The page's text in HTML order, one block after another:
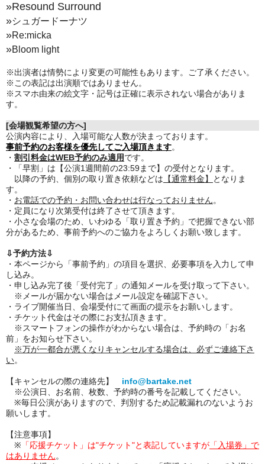
»Resound Surround
»シュガードーナツ
»Re:micka
»Bloom light
※出演者は情勢により変更の可能性もあります。ご了承ください。
※この表記は出演順ではありません。
※スマホ由来の絵文字・記号は正確に表示されない場合がありま
す。
[会場観覧希望の方へ]
公演内容により、入場可能な人数が決まっております。
事前予約のお客様を優先してご入場頂きます。
・ 割引料金はWEB予約のみ適用です。
・「早割」は【公演1週間前の23:59まで】の受付となります。
以降の予約、個別の取り置き依頼などは 【通常料金】
となりま
す。
・ お電話での予約・お問い合わせは行なっておりません。
・定員になり次第受付は終了させて頂きます。
・小さな会場のため、いわゆる「取り置き予約」で把握できない部
分があるため、事前予約へのご協力をよろしくお願い致します。
⇩予約方法⇩
・本ページから「事前予約」の項目を選択、必要事項を入力して申
し込み。
・申し込み完了後「受付完了」の通知メールを受け取って下さい。
※メールが届かない場合はメール設定を確認下さい。
・ライブ開催当日、会場受付にて画面の提示をお願いします。
・チケット代金はその際にお支払頂きます。
※スマートフォンの操作がわからない場合は、予約時の「お名
前」をお知らせ下さい。
※万が一都合が悪くなりキャンセルする場合は、必ずご連絡下さ
い。
【キャンセルの際の連絡先】 info@bartake.net
※公演日、お名前、枚数、予約時の番号を記載してください。
※毎日公演がありますので、判別するため記載漏れのないようお
願いします。
【注意事項】
※ 「応援チケット」は"チケット"と表記していますが 「入場券」で
はありません。